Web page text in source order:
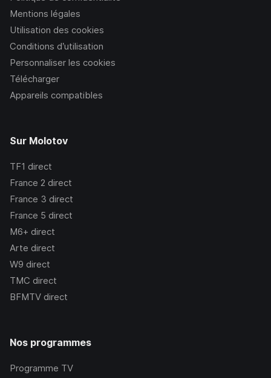
Mentions légales
Utilisation des cookies
Conditions d’utilisation
Personnaliser les cookies
Télécharger
Appareils compatibles
Sur Molotov
TF1 direct
France 2 direct
France 3 direct
France 5 direct
M6+ direct
Arte direct
W9 direct
TMC direct
BFMTV direct
Nos programmes
Programme TV